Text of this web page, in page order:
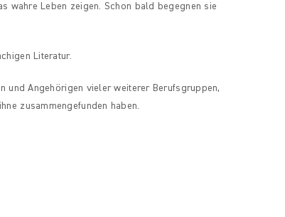
wahre Leben zeigen. Schon bald begegnen sie
Literatur.
und Angehörigen vieler weiterer Berufsgruppen,
zusammengefunden haben.